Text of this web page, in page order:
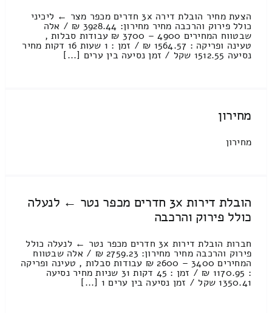
הצעת מחיר הובלת דירה 3x חדרים מכפר מצר ← ליכיני
כולל פירוק והרכבה מחיר מחירון: 3928.44 ₪ / אלה
שבטווח המחירים 4900 – 3700 ₪ עבודות סבלות ,
טעינה ופריקה : 1564.57 ₪ / זמן : 1 שעות 16 דקות מחיר
נסיעה 1512.55 שקל / זמן נסיעה בין ערים [...]
מחירון
מחירון
הובלת דירות 3x חדרים מכפר נטר ← לנעלה
כולל פירוק והרכבה
חברות הובלת דירות 3x חדרים מכפר נטר ← לנעלה כולל
פירוק והרכבה מחיר מחירון: 2759.23 ₪ / אלה שבטווח
המחירים 3400 – 2600 ₪ עבודות סבלות , טעינה ופריקה
: 1170.95 ₪ / זמן : 45 דקות 31 שניות מחיר נסיעה
1350.41 שקל / זמן נסיעה בין ערים 1 [...]